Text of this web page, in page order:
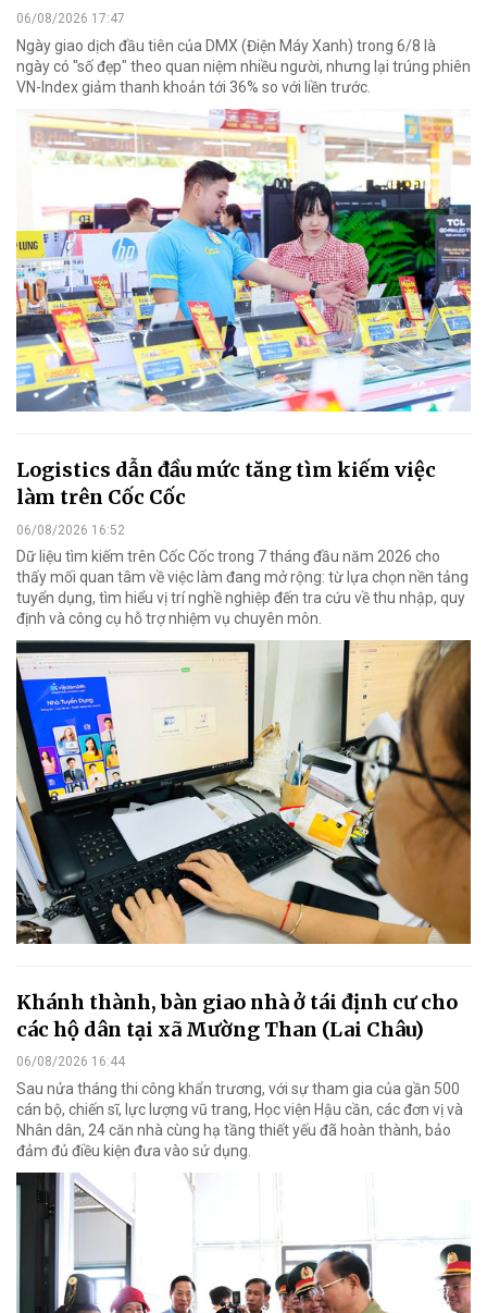
06/08/2026 17:47
Ngày giao dịch đầu tiên của DMX (Điện Máy Xanh) trong 6/8 là
ngày có "số đẹp" theo quan niệm nhiều người, nhưng lại trúng phiên
VN-Index giảm thanh khoản tới 36% so với liền trước.
Logistics dẫn đầu mức tăng tìm kiếm việc
làm trên Cốc Cốc
06/08/2026 16:52
Dữ liệu tìm kiếm trên Cốc Cốc trong 7 tháng đầu năm 2026 cho
thấy mối quan tâm về việc làm đang mở rộng: từ lựa chọn nền tảng
tuyển dụng, tìm hiểu vị trí nghề nghiệp đến tra cứu về thu nhập, quy
định và công cụ hỗ trợ nhiệm vụ chuyên môn.
Khánh thành, bàn giao nhà ở tái định cư cho
các hộ dân tại xã Mường Than (Lai Châu)
06/08/2026 16:44
Sau nửa tháng thi công khẩn trương, với sự tham gia của gần 500
cán bộ, chiến sĩ, lực lượng vũ trang, Học viện Hậu cần, các đơn vị và
Nhân dân, 24 căn nhà cùng hạ tầng thiết yếu đã hoàn thành, bảo
đảm đủ điều kiện đưa vào sử dụng.